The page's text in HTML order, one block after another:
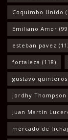
Coquimbo Unido
Emiliano Amor
esteban pavez
fortaleza (118)
gustavo quinteros
Jordhy Thompson
Juan Martín
mercado de